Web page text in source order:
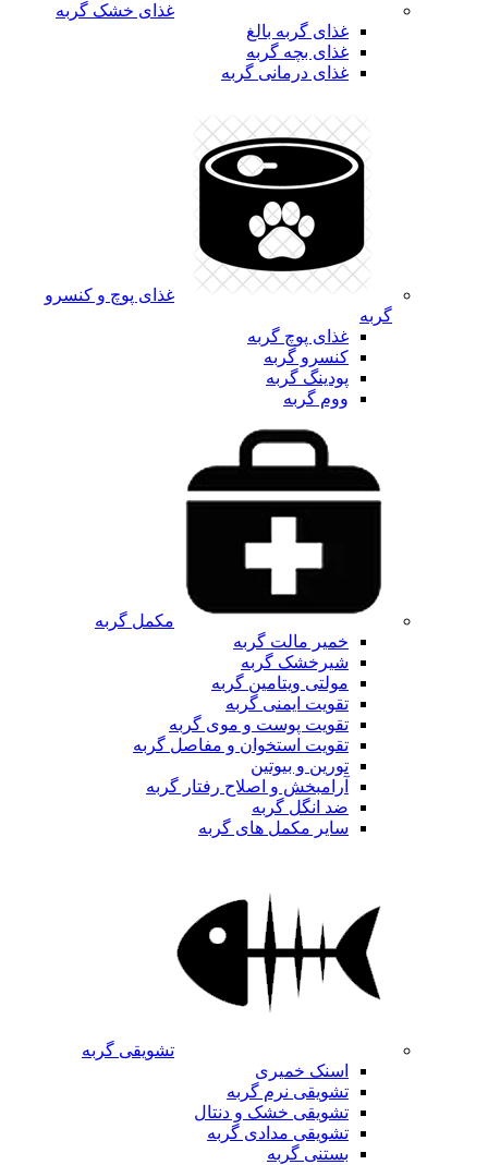
غذای خشک گربه
غذای گربه بالغ
غذای بچه گربه
غذای درمانی گربه
غذای پوچ و کنسرو
گربه
غذای پوچ گربه
کنسرو گربه
پودینگ گربه
ووم گربه
مکمل گربه
خمیر مالت گربه
شیرخشک گربه
مولتی ویتامین گربه
تقویت ایمنی گربه
تقویت پوست و موی گربه
تقویت استخوان و مفاصل گربه
تورین و بیوتین
آرامبخش و اصلاح رفتار گربه
ضد انگل گربه
سایر مکمل های گربه
تشویقی گربه
اسنک خمیری
تشویقی نرم گربه
تشویقی خشک و دنتال
تشویقی مدادی گربه
بستنی گربه